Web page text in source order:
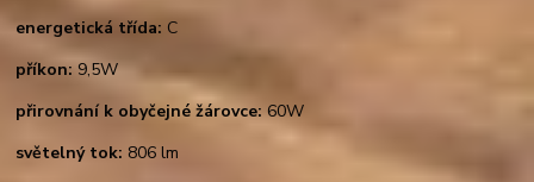
energetická třída: C
příkon: 9,5W
přirovnání k obyčejné žárovce: 60W
světelný tok: 806 lm